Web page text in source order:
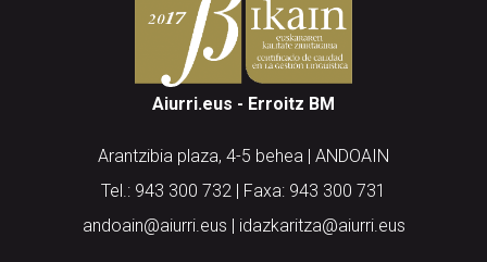
Aiurri.eus - Erroitz BM
Arantzibia plaza, 4-5 behea | ANDOAIN
Tel.: 943 300 732 | Faxa: 943 300 731
andoain@aiurri.eus | idazkaritza@aiurri.eus